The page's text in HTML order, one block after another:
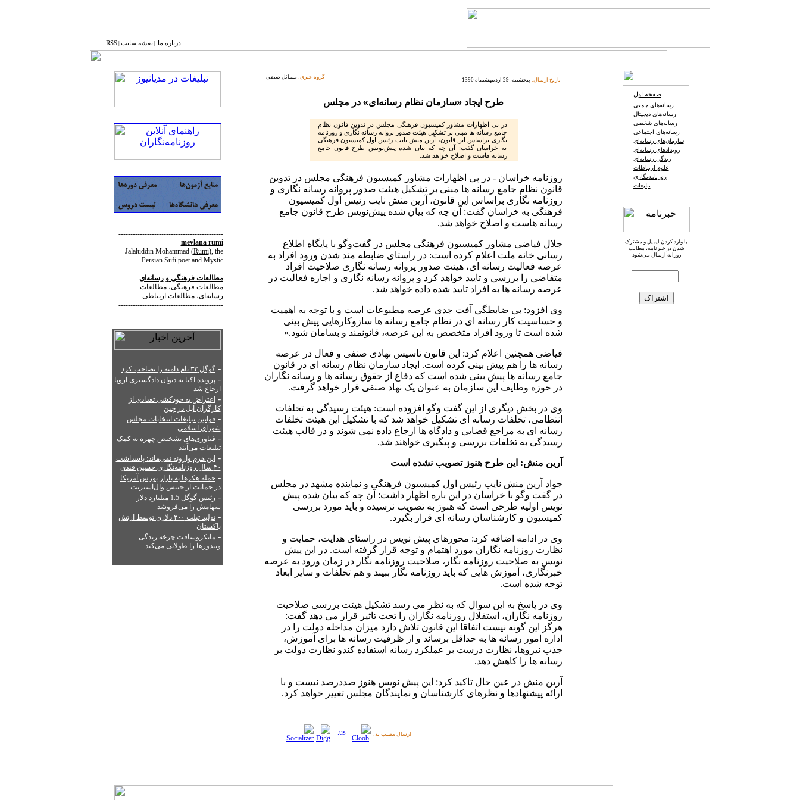
درباره ما نقشه ‌سایت RSS
--------------------------------------------
mevlana rumi
Jalaluddin Mohammad(Rumi), the
Persian Sufi poet and Mystic
--------------------------------------------
مطالعات فرهنگیورسانه‌ای
مطالعات فرهنگی،مطالعات
رسانه‌ای،مطالعات ارتباطی
--------------------------------------------
-گوگل ۳۲ نام دامنه را تصاحب کرد
-پرونده اکتا به دیوان دادگستری اروپا
ارجاع شد
- اعتراض به خودکشی تعدادی از
کارگران اپل در چین
- قوانین تبلیغات انتخابات مجلس
شورای اسلامی
- فناوری‌های تشخیص چهره به کمک
تبلیغات می‌آیند
-این هرم وارونه نمی‌ماند: پاسداشت
۴۰ سال روزنامه‌نگاری حسین قندی
-حمله هکرها به بازار بورس آمریکا
در حمایت از جنبش وال‌استریت
-
رئیس گوگل 1.5 میلیارد دلار
سهامش را می‌فروشد
-
تولید تبلت ۲۰۰ دلاری توسط ارتش
پاکستان
-مایکروسافت چرخه زندگی
ویندوزها را طولانی می‌کند
گروه خبری: مسائل صنفی تاریخ ارسال: پنجشنبه، 29 اردیبهشتماه 1390
طرح ایجاد «سازمان نظام رسانه‌ای» در مجلس
در پی اظهارات مشاور کمیسیون فرهنگی مجلس در تدوین قانون نظام
جامع رسانه ها مبنی بر تشکیل هیئت صدور پروانه رسانه نگاری و روزنامه
نگاری براساس این قانون، آرین منش نایب رئیس اول کمیسیون فرهنگی
به خراسان گفت: آن چه که بیان شده پیش‌نویس طرح قانون جامع
رسانه هاست و اصلاح خواهد شد.
روزنامه خراسان - در پی اظهارات مشاور کمیسیون فرهنگی مجلس در تدوین
قانون نظام جامع رسانه ها مبنی بر تشکیل هیئت صدور پروانه رسانه نگاری و
روزنامه نگاری براساس این قانون، آرین منش نایب رئیس اول کمیسیون
فرهنگی به خراسان گفت: آن چه که بیان شده پیش‌نویس طرح قانون جامع
رسانه هاست و اصلاح خواهد شد.
جلال فیاضی مشاور کمیسیون فرهنگی مجلس در گفت‌وگو با پایگاه اطلاع
رسانی خانه ملت اعلام کرده است: در راستای ضابطه مند شدن ورود افراد به
عرصه فعالیت رسانه ای، هیئت صدور پروانه رسانه نگاری صلاحیت افراد
متقاضی را بررسی و تایید خواهد کرد و پروانه رسانه نگاری و اجازه فعالیت در
عرصه رسانه ها به افراد تایید شده داده خواهد شد.
وی افزود: بی ضابطگی آفت جدی عرصه مطبوعات است و با توجه به اهمیت
و حساسیت کار رسانه ای در نظام جامع رسانه ها سازوکارهایی پیش بینی
شده است تا ورود افراد متخصص به این عرصه، قانونمند و بسامان شود.»
فیاضی همچنین اعلام کرد: این قانون تاسیس نهادی صنفی و فعال در عرصه
رسانه ها را هم پیش بینی کرده است. ایجاد سازمان نظام رسانه ای در قانون
جامع رسانه ها پیش بینی شده است که دفاع از حقوق رسانه ها و رسانه نگاران
در حوزه وظایف این سازمان به عنوان یک نهاد صنفی قرار خواهد گرفت.
وی در بخش دیگری از این گفت وگو افزوده است: هیئت رسیدگی به تخلفات
انتظامی، تخلفات رسانه ای تشکیل خواهد شد که با تشکیل این هیئت تخلفات
رسانه ای به مراجع قضایی و دادگاه ها ارجاع داده نمی شوند و در قالب هیئت
رسیدگی به تخلفات بررسی و پیگیری خواهند شد.
آرین منش: این طرح هنوز تصویب نشده است
جواد آرین منش نایب رئیس اول کمیسیون فرهنگی و نماینده مشهد در مجلس
در گفت وگو با خراسان در این باره اظهار داشت: آن چه که بیان شده پیش
نویس اولیه طرحی است که هنوز به تصویب نرسیده و باید مورد بررسی
کمیسیون و کارشناسان رسانه ای قرار بگیرد.
وی در ادامه اضافه کرد: محورهای پیش نویس در راستای هدایت، حمایت و
نظارت روزنامه نگاران مورد اهتمام و توجه قرار گرفته است. در این پیش
نویس به صلاحیت روزنامه نگار، صلاحیت روزنامه نگار در زمان ورود به عرصه
خبرنگاری، آموزش هایی که باید روزنامه نگار ببیند و هم تخلفات و سایر ابعاد
توجه شده است.
وی در پاسخ به این سوال که به نظر می رسد تشکیل هیئت بررسی صلاحیت
روزنامه نگاران، استقلال روزنامه نگاران را تحت تاثیر قرار می دهد گفت:
هرگز این گونه نیست اتفاقا این قانون تلاش دارد میزان مداخله دولت را در
اداره امور رسانه ها به حداقل برساند و از ظرفیت رسانه ها برای آموزش،
جذب نیروها، نظارت درست بر عملکرد رسانه استفاده کندو نظارت دولت بر
رسانه ها را کاهش دهد.
آرین منش در عین حال تاکید کرد: این پیش نویس هنوز صددرصد نیست و با
ارائه پیشنهادها و نظرهای کارشناسان و نمایندگان مجلس تغییر خواهد کرد.
ارسال مطلب به:
صفحه اول
رسانه‌های جمعی
رسانه‌های دیجیتال
رسانه‌های شخصی
رسانه‌های اجتماعی
سازمان‌های رسانه‌ای
رویدادهای رسانه‌ای
زندگی رسانه‌ای
علوم ارتباطات
روزنامه‌نگاری
تبلیغات
با وارد کردن ایمیل و مشترک
شدن در خبرنامه، مطالب
روزانه ارسال می‌شود